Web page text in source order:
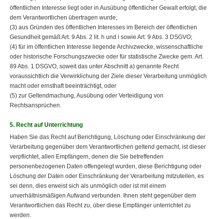
öffentlichen Interesse liegt oder in Ausübung öffentlicher Gewalt erfolgt, die
dem Verantwortlichen übertragen wurde;
(3) aus Gründen des öffentlichen Interesses im Bereich der öffentlichen
Gesundheit gemäß Art. 9 Abs. 2 lit. h und i sowie Art. 9 Abs. 3 DSGVO;
(4) für im öffentlichen Interesse liegende Archivzwecke, wissenschaftliche
oder historische Forschungszwecke oder für statistische Zwecke gem. Art.
89 Abs. 1 DSGVO, soweit das unter Abschnitt a) genannte Recht
voraussichtlich die Verwirklichung der Ziele dieser Verarbeitung unmöglich
macht oder ernsthaft beeinträchtigt, oder
(5) zur Geltendmachung, Ausübung oder Verteidigung von
Rechtsansprüchen.
5. Recht auf Unterrichtung
Haben Sie das Recht auf Berichtigung, Löschung oder Einschränkung der
Verarbeitung gegenüber dem Verantwortlichen geltend gemacht, ist dieser
verpflichtet, allen Empfängern, denen die Sie betreffenden
personenbezogenen Daten offengelegt wurden, diese Berichtigung oder
Löschung der Daten oder Einschränkung der Verarbeitung mitzuteilen, es
sei denn, dies erweist sich als unmöglich oder ist mit einem
unverhältnismäßigen Aufwand verbunden. Ihnen steht gegenüber dem
Verantwortlichen das Recht zu, über diese Empfänger unterrichtet zu
werden.